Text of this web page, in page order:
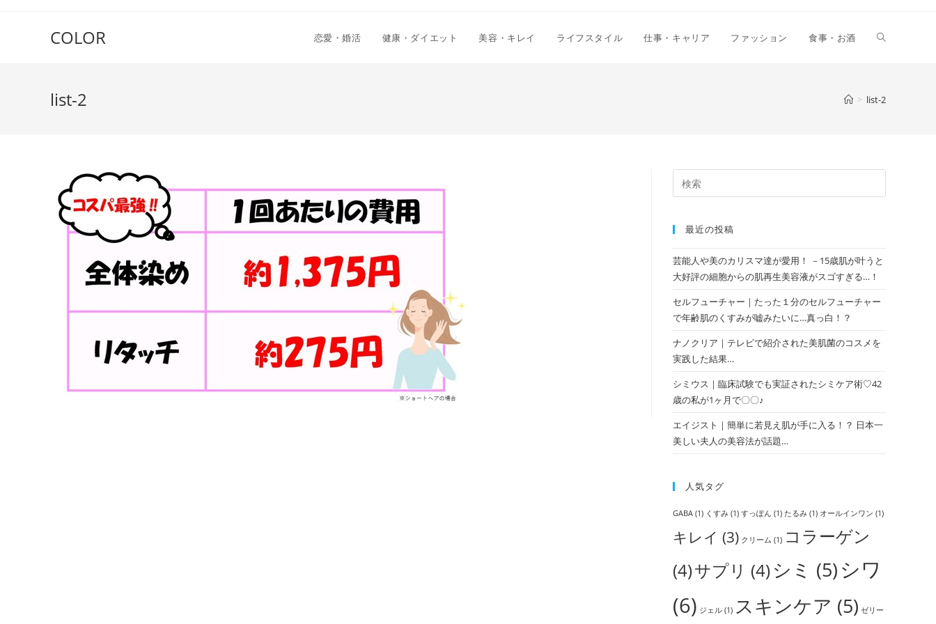
COLOR 恋愛・婚活 健康・ダイエット 美容・キレイ ライフスタイル 仕事・キャリア ファッション 食事・お酒
list-2 > list-2
最近の投稿
芸能人や美のカリスマ達が愛用！ －15歳肌が叶うと
大好評の細胞からの肌再生美容液がスゴすぎる…！
セルフューチャー｜たった１分のセルフューチャー
で年齢肌のくすみが嘘みたいに…真っ白！？
ナノクリア｜テレビで紹介された美肌菌のコスメを
実践した結果…
シミウス｜臨床試験でも実証されたシミケア術♡42
歳の私が1ヶ月で〇〇♪
エイジスト｜簡単に若見え肌が手に入る！？ 日本一
美しい夫人の美容法が話題…
人気タグ
GABA (1) くすみ (1) すっぽん (1) たるみ (1) オールインワン (1)
キレイ (3) クリーム (1) コラーゲン
(4)サプリ (4)シミ (5)シワ
(6) ジェル (1) スキンケア (5) ゼリー